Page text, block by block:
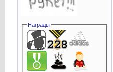
Награды